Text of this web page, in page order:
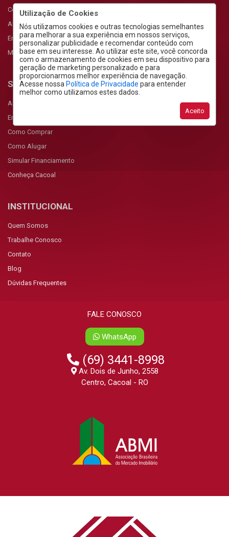
Utilização de Cookies
Nós utilizamos cookies e outras tecnologias semelhantes
para melhorar a sua experiência em nossos serviços,
personalizar publicidade e recomendar conteúdo com
base em seu interesse. Ao utilizar este site, você concorda
com o armazenamento de cookies em seu dispositivo para
geração de marketing personalizado e para
proporcionarmos melhor experiência de navegação.
Acesse nossa Política de Privacidade para entender
melhor como utilizamos estes dados.
Aceito
Comprar
Alugar
Empreendimentos
Meus Favoritos
SERVIÇOS
Anunciar Imóvel
Encomendar Imóvel
Como Comprar
Como Alugar
Simular Financiamento
Conheça Cacoal
INSTITUCIONAL
Quem Somos
Trabalhe Conosco
Contato
Blog
Dúvidas Frequentes
FALE CONOSCO
WhatsApp
(69) 3441-8998
Av. Dois de Junho, 2558
Centro, Cacoal - RO